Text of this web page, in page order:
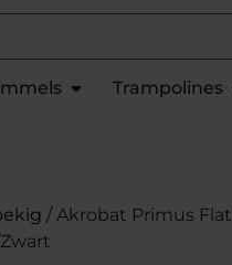
Trampolines
/ Akrobat Primus Flat